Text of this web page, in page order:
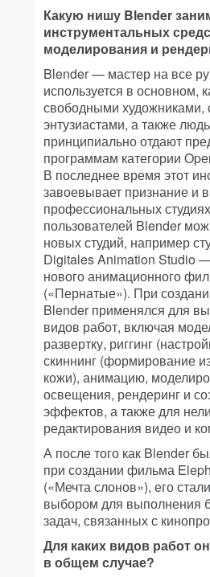
Какую нишу Blender
инструментальных
моделирования и
Blender — мастер на все
используется в основном,
свободными художниками,
энтузиастами, а также
принципиально отдают
программам категории
В последнее время этот
завоевывает признание и в
профессиональных
пользователей Blender
новых студий, например
Digitales Animation Studio
нового анимационного
(«Пернатые»). При
Blender применялся для
видов работ, включая
развертку, риггинг
скиннинг (формирование
кожи), анимацию,
освещения, рендеринг и
эффектов, а также для
редактирования видео и
А после того как Blender
при создании фильма
(«Мечта слонов»), его
выбором для выполнения
задач, связанных с
Для каких видов работ
в общем случае?